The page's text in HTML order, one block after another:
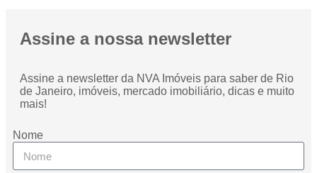
Assine a nossa newsletter
Assine a newsletter da NVA Imóveis para saber de Rio
de Janeiro, imóveis, mercado imobiliário, dicas e muito
mais!
Nome